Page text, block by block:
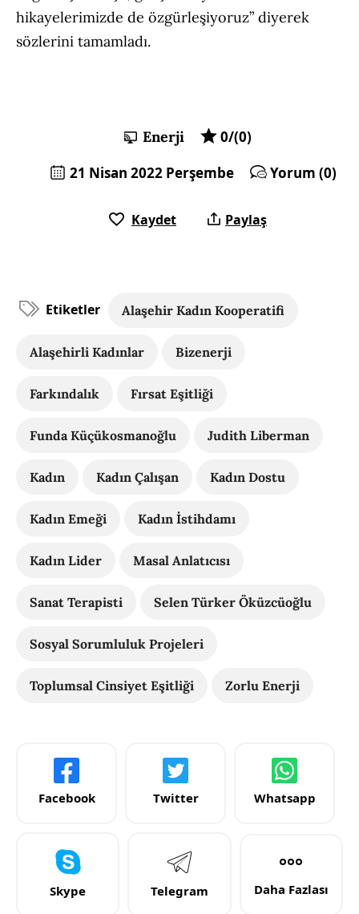
hikayelerimizde de özgürleşiyoruz” diyerek
sözlerini tamamladı.
Enerji
0/(0)
21 Nisan 2022 Perşembe
Yorum (0)
Kaydet Paylaş
Etiketler Alaşehir Kadın Kooperatifi
Alaşehirli Kadınlar Bizenerji
Farkındalık Fırsat Eşitliği
Funda Küçükosmanoğlu Judith Liberman
Kadın Kadın Çalışan Kadın Dostu
Kadın Emeği Kadın İstihdamı
Kadın Lider Masal Anlatıcısı
Sanat Terapisti Selen Türker Öküzcüoğlu
Sosyal Sorumluluk Projeleri
Toplumsal Cinsiyet Eşitliği Zorlu Enerji
Facebook Twitter Whatsapp
Skype Telegram Daha Fazlası